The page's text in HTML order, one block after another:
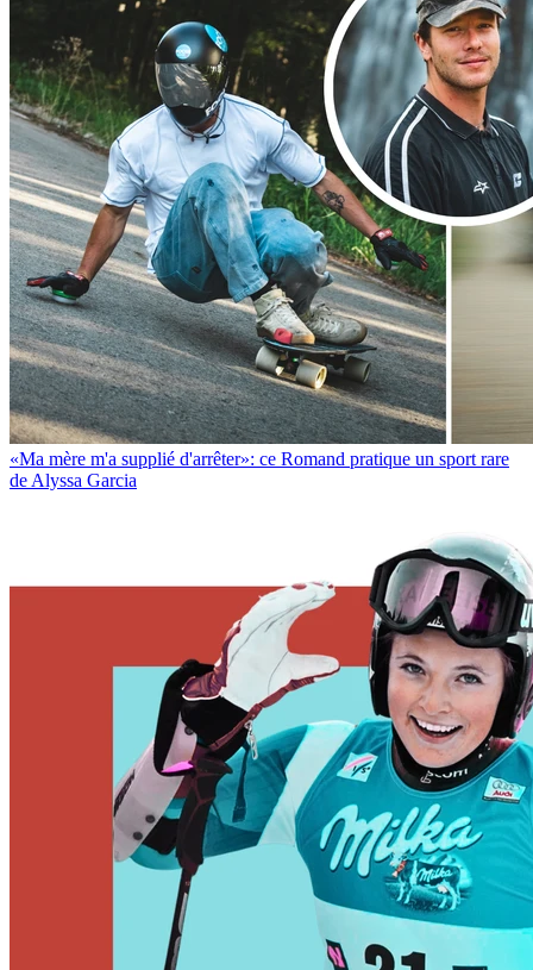
«Ma mère m'a supplié d'arrêter»: ce Romand pratique un sport rare
de Alyssa Garcia